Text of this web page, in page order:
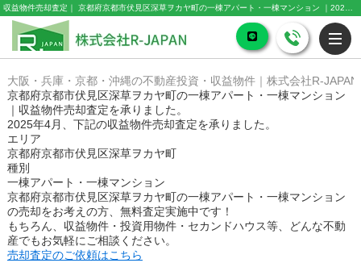
大阪・兵庫・京都・沖縄の不動産投資・収益物件｜株式会社R-JAPAN
京都府京都市伏見区深草ヲカヤ町の一棟アパート・一棟マンション
｜収益物件売却査定を承りました。
2025年4月、下記の収益物件売却査定を承りました。
エリア
京都府京都市伏見区深草ヲカヤ町
種別
一棟アパート・一棟マンション
京都府京都市伏見区深草ヲカヤ町の一棟アパート・一棟マンション
の売却をお考えの方、無料査定実施中です！
もちろん、収益物件・投資用物件・セカンドハウス等、どんな不動
産でもお気軽にご相談ください。
売却査定のご依頼はこちら